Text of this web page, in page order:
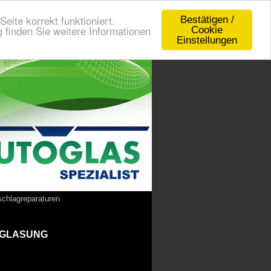
Bestätigen /
Cookie
Einstellungen
korrekt funktioniert.
Sie weitere Informationen